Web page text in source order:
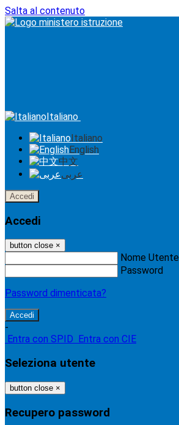
Salta al contenuto
Italiano
Italiano
English
中文
عربى
Accedi
Accedi
button close ×
Nome Utente
Password
Password dimenticata?
-
Entra con SPID
Entra con CIE
Seleziona utente
button close ×
Recupero password